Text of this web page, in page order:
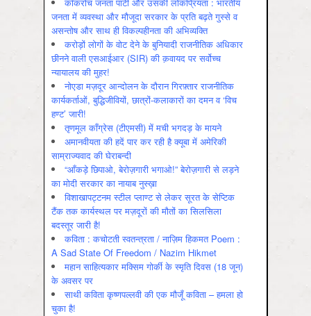
कॉकरोच जनता पार्टी और उसकी लोकप्रियता : भारतीय
जनता में व्‍यवस्‍था और मौजूदा सरकार के प्रति बढ़ते गुस्‍से व
असन्‍तोष और साथ ही विकल्‍पहीनता की अभिव्‍यक्ति
करोड़ों लोगों के वोट देने के बुनियादी राजनीतिक अधिकार
छीनने वाली एसआईआर (SIR) की क़वायद पर सर्वोच्च
न्यायालय की मुहर!
नोएडा मज़दूर आन्दोलन के दौरान गिरफ़्तार राजनीतिक
कार्यकर्ताओं, बुद्धिजीवियों, छात्रों-कलाकारों का दमन व ‘विच
हण्ट’ जारी!
तृणमूल काँग्रेस (टीएमसी) में मची भगदड़ के मायने
अमानवीयता की हदें पार कर रही है क्यूबा में अमेरिकी
साम्राज्यवाद की घेराबन्दी
“आँकड़े छिपाओ, बेरोज़गारी भगाओ!” बेरोज़गारी से लड़ने
का मोदी सरकार का नायाब नुस्ख़ा
विशाखापट्टनम स्टील प्लाण्ट से लेकर सूरत के सेप्टिक
टैंक तक कार्यस्थल पर मज़दूरों की मौतों का सिलसिला
बदस्तूर जारी है!
कविता : कचोटती स्वतन्त्रता / नाज़िम हिकमत Poem :
A Sad State Of Freedom / Nazim Hikmet
महान साहित्यकार मक्सिम गोर्की के स्मृति दिवस (18 जून)
के अवसर पर
साथी कविता कृष्णपल्लवी की एक मौजूँ कविता – हमला हो
चुका है!